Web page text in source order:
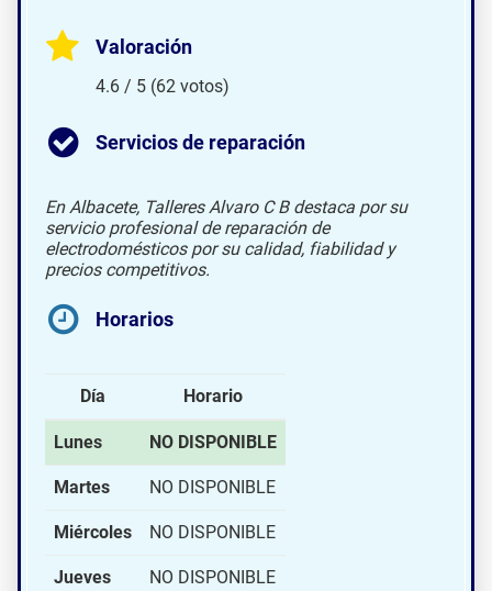
Valoración
4.6 / 5 (62 votos)
Servicios de reparación
En Albacete, Talleres Alvaro C B destaca por su
servicio profesional de reparación de
electrodomésticos por su calidad, fiabilidad y
precios competitivos.
Horarios
Día Horario
Lunes NO DISPONIBLE
Martes NO DISPONIBLE
Miércoles NO DISPONIBLE
Jueves NO DISPONIBLE